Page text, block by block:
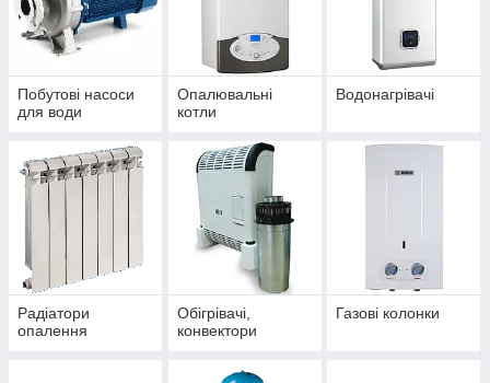
Побутові насоси
для води
Опалювальні
котли
Водонагрівачі
Радіатори
опалення
Обігрівачі,
конвектори
Газові колонки